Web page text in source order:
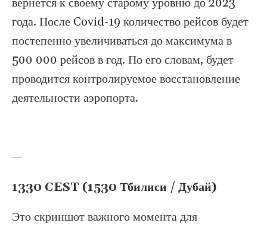
года. После Covid-19 количество рейсов будет
постепенно увеличиваться до максимума в
500 000 рейсов в год. По его словам, будет
проводится контролируемое восстановление
деятельности аэропорта.
—
1330 CEST (1530 Тбилиси / Дубай)
Это скриншот важного момента для